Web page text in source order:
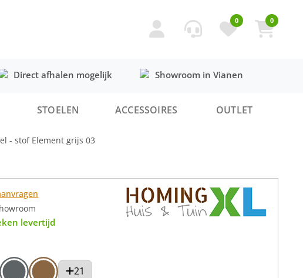
0 0
Direct afhalen mogelijk Showroom in Vianen
STOELEN ACCESSOIRES OUTLET
- stof Element grijs 03
levertijd
21